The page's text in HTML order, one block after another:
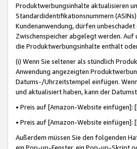
Produktwerbungsinhalte aktualisieren
Standardidentifikationsnummern
Kundenanwendung, dürfen
Zwischenspeicher abgelegt werden.
die Produktwerbungsinhalte enthält
(i) Wenn Sie seltener als stündlich
Anwendung angezeigten
Datums-/Uhrzeitstempel einfügen.
und aktualisiert haben, kann der
• Preis auf [Amazon-Website
• Preis auf [Amazon-Website
Außerdem müssen Sie den folgenden
ein Pop-up-Fenster, ein Pop-up-Skript